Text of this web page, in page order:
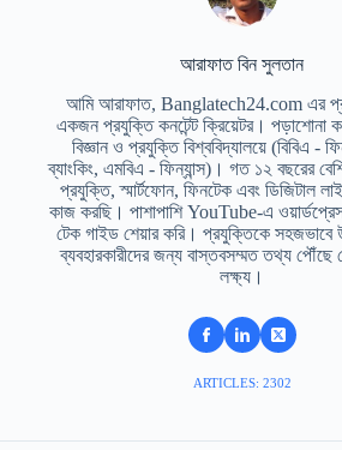
আরাফাত বিন সুলতান
আমি আরাফাত, Banglatech24.com এর
একজন প্রযুক্তি কনটেন্ট ক্রিয়েটর। পড়াশোনা
বিজ্ঞান ও প্রযুক্তি বিশ্ববিদ্যালয়ে (বিবিএ -
ব্যাংকিং, এমবিএ - ফিন্যান্স)। গত ১২ বছরের
প্রযুক্তি, স্মার্টফোন, ফিনটেক এবং ডিজিটাল
কাজ করছি। পাশাপাশি YouTube-এ
টেক গাইড শেয়ার করি। প্রযুক্তিকে সহজভাবে
ব্যবহারকারীদের জন্য বাস্তবসম্মত তথ্য পৌঁছে
লক্ষ্য।
ARTICLES: 2302